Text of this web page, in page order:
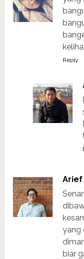
Reply
Arief
yang
biar